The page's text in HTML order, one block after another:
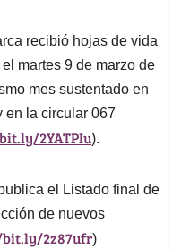
recibió hojas de vida
martes 9 de marzo de
mes sustentado en
en la circular 067
2YATPIu).
el Listado final de
de nuevos
2z87ufr)